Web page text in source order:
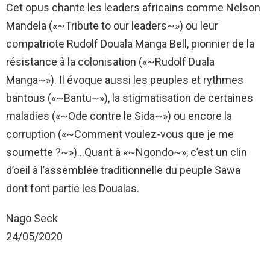
Cet opus chante les leaders africains comme Nelson
Mandela («~Tribute to our leaders~») ou leur
compatriote Rudolf Douala Manga Bell, pionnier de la
résistance à la colonisation («~Rudolf Duala
Manga~»). Il évoque aussi les peuples et rythmes
bantous («~Bantu~»), la stigmatisation de certaines
maladies («~Ode contre le Sida~») ou encore la
corruption («~Comment voulez-vous que je me
soumette ?~»)…Quant à «~Ngondo~», c’est un clin
d’oeil à l’assemblée traditionnelle du peuple Sawa
dont font partie les Doualas.
Nago Seck
24/05/2020